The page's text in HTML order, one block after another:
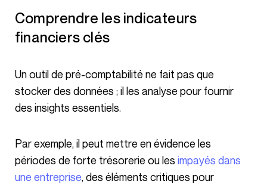
Comprendre les indicateurs
financiers clés
Un outil de pré-comptabilité ne fait pas que
stocker des données ; il les analyse pour fournir
des insights essentiels.
Par exemple, il peut mettre en évidence les
périodes de forte trésorerie ou les impayés dans
une entreprise, des éléments critiques pour